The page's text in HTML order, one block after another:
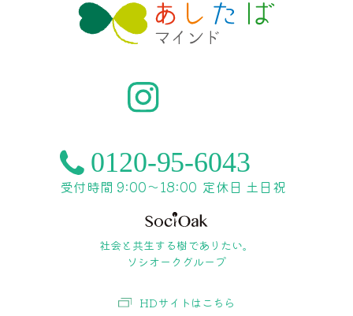
受付時間 9:00〜18:00 定休日 土日祝
社会と共生する樹でありたい。
ソシオークグループ
HDサイトはこちら